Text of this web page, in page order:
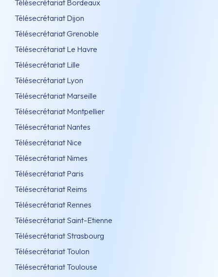
Télésecrétariat Bordeaux
Télésecrétariat Dijon
Télésecrétariat Grenoble
Télésecrétariat Le Havre
Télésecrétariat Lille
Télésecrétariat Lyon
Télésecrétariat Marseille
Télésecrétariat Montpellier
Télésecrétariat Nantes
Télésecrétariat Nice
Télésecrétariat Nimes
Télésecrétariat Paris
Télésecrétariat Reims
Télésecrétariat Rennes
Télésecrétariat Saint-Etienne
Télésecrétariat Strasbourg
Télésecrétariat Toulon
Télésecrétariat Toulouse